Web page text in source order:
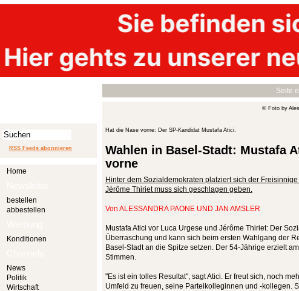
RSS Feeds abonnieren
Home
bestellen
abbestellen
Konditionen
News
Politik
Wirtschaft
Seite
© Foto by
Hat die Nase vorne: Der SP-Kandidat Mustafa Atici.
Wahlen in Basel-Stadt: Mustafa
vorne
Hinter dem Sozialdemokraten platziert sich der
Jérôme Thiriet muss sich geschlagen geben.
Von ALESSANDRA PAONE UND JAN AMSLER
Mustafa Atici vor Luca Urgese und Jérôme Thiriet: Der
Überraschung und kann sich beim ersten Wahlgang der
Basel-Stadt an die Spitze setzen. Der 54-Jährige erzielt
Stimmen.
"Es ist ein tolles Resultat", sagt Atici. Er freut sich, noch
Umfeld zu freuen, seine Parteikolleginnen und -kollegen.